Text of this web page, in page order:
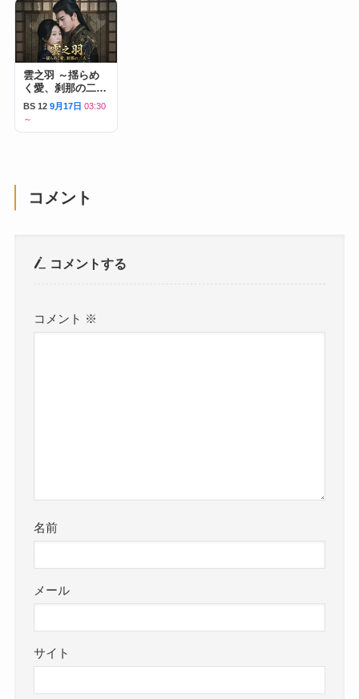
雲之羽 ～揺らめ
く愛、刹那の二人
～
BS 12 9月17日 03:30
～
コメント
コメントする
コメント ※
名前
メール
サイト